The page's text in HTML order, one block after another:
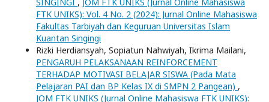
SINGINGI , JOM FTK UNIKS (Jurnal Online Mahasiswa
FTK UNIKS): Vol. 4 No. 2 (2024): Jurnal Online Mahasiswa
Fakultas Tarbiyah dan Keguruan Universitas Islam
Kuantan Singingi
Rizki Herdiansyah, Sopiatun Nahwiyah, Ikrima Mailani,
PENGARUH PELAKSANAAN REINFORCEMENT
TERHADAP MOTIVASI BELAJAR SISWA (Pada Mata
Pelajaran PAI dan BP Kelas IX di SMPN 2 Pangean) ,
JOM FTK UNIKS (Jurnal Online Mahasiswa FTK UNIKS):